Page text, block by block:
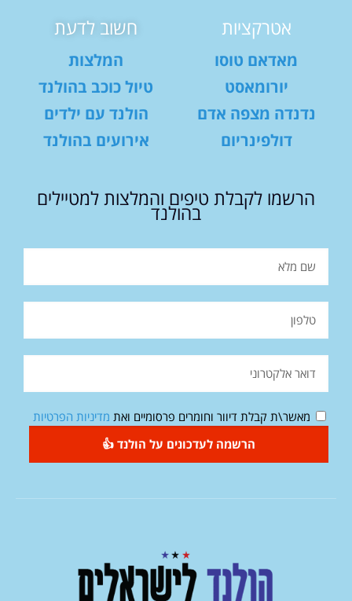
אטרקציות
מאדאם טוסו
יורומאסט
נדנדה מצפה אדם
דולפינריום
חשוב לדעת
המלצות
טיול כוכב בהולנד
הולנד עם ילדים
אירועים בהולנד
הרשמו לקבלת טיפים והמלצות למטיילים
בהולנד
מאשר\ת קבלת דיוור וחומרים פרסומיים ואת מדיניות הפרטיות
הרשמה לעדכונים על הולנד 👍